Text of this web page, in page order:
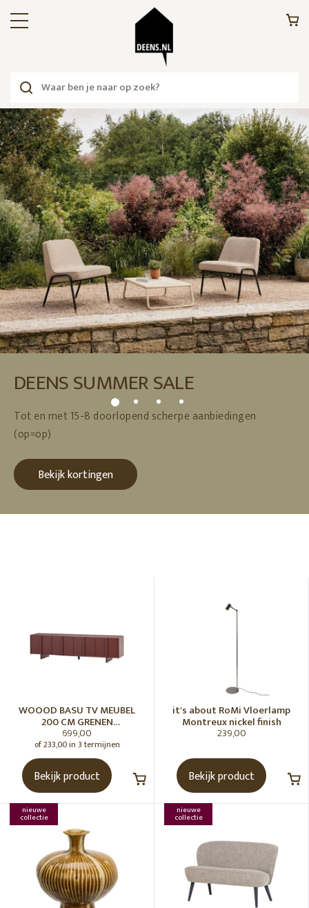
DEENS SUMMER SALE
Tot en met 15-8 doorlopend scherpe aanbiedingen
(op=op)
Bekijk kortingen
WOOOD BASU TV MEUBEL
200 CM GRENEN
BORDEAUXROOD [fsc]
699,00
of 233,00 in 3 termijnen
Bekijk product
it's about RoMi Vloerlamp
Montreux nickel finish
239,00
Bekijk product
nieuwe
collectie
nieuwe
collectie